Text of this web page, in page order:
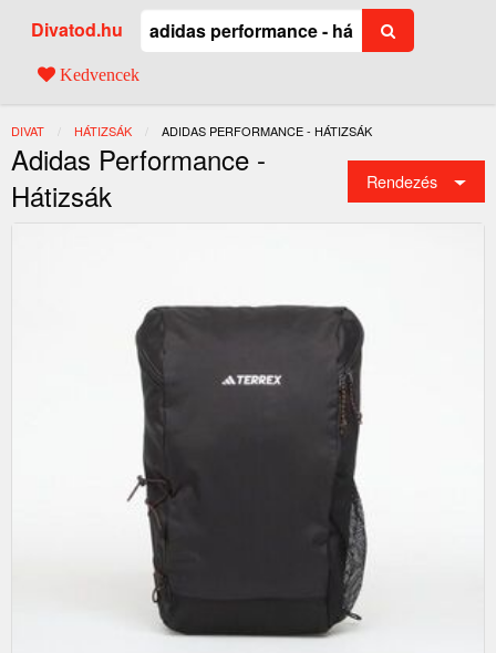
Divatod.hu
Kedvencek
DIVAT HÁTIZSÁK JELENLEGI:
ADIDAS PERFORMANCE - HÁTIZSÁK
Adidas Performance -
Hátizsák
Rendezés